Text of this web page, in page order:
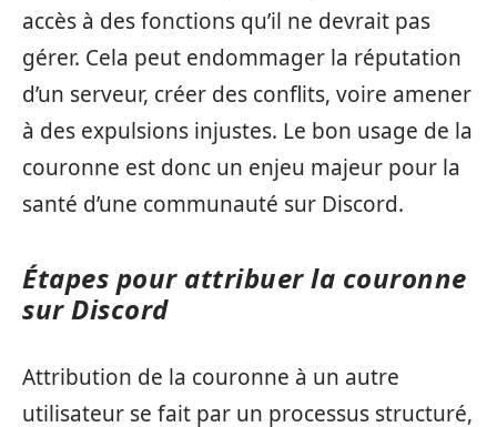
accès à des fonctions qu’il ne devrait pas
gérer. Cela peut endommager la réputation
d’un serveur, créer des conflits, voire amener
à des expulsions injustes. Le bon usage de la
couronne est donc un enjeu majeur pour la
santé d’une communauté sur Discord.
Étapes pour attribuer la couronne
sur Discord
Attribution de la couronne à un autre
utilisateur se fait par un processus structuré,